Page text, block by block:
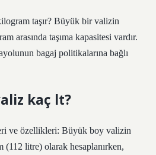
taşır? Büyük bir valizin
arasında taşıma kapasitesi vardır.
bagaj politikalarına bağlı
kaç lt?
ve özellikleri: Büyük boy valizin
(112 litre) olarak hesaplanırken,